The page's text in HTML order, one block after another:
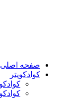
صفحه اصلی
کوادکوپتر